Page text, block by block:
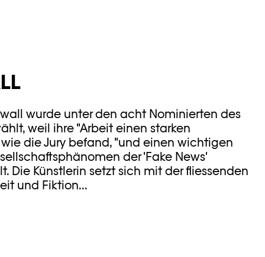
wurde unter den acht Nominierten des
weil ihre "Arbeit einen starken
die Jury befand, "und einen wichtigen
der 'Fake News'
Die Künstlerin setzt sich mit der fliessenden
und Fiktion...